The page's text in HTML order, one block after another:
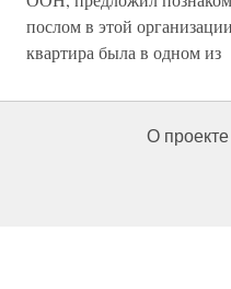
послом в этой
квартира была в одном из
О проекте